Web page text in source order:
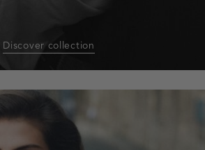
Discover collection